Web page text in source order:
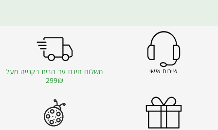
שירות אישי
משלוח חינם עד הבית בקנייה מעל
299₪